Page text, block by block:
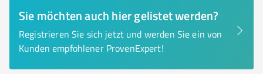
Sie möchten auch hier gelistet werden?
Registrieren Sie sich jetzt und werden Sie ein von
Kunden empfohlener ProvenExpert!